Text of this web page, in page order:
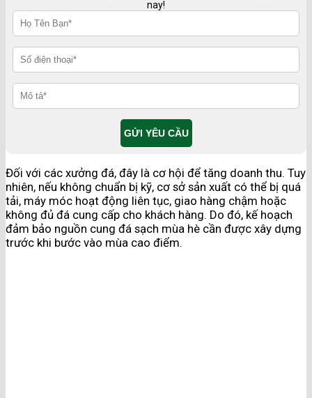
nay!
Đối với các xưởng đá, đây là cơ hội để tăng doanh thu. Tuy
nhiên, nếu không chuẩn bị kỹ, cơ sở sản xuất có thể bị quá
tải, máy móc hoạt động liên tục, giao hàng chậm hoặc
không đủ đá cung cấp cho khách hàng. Do đó, kế hoạch
đảm bảo nguồn cung đá sạch mùa hè cần được xây dựng
trước khi bước vào mùa cao điểm.